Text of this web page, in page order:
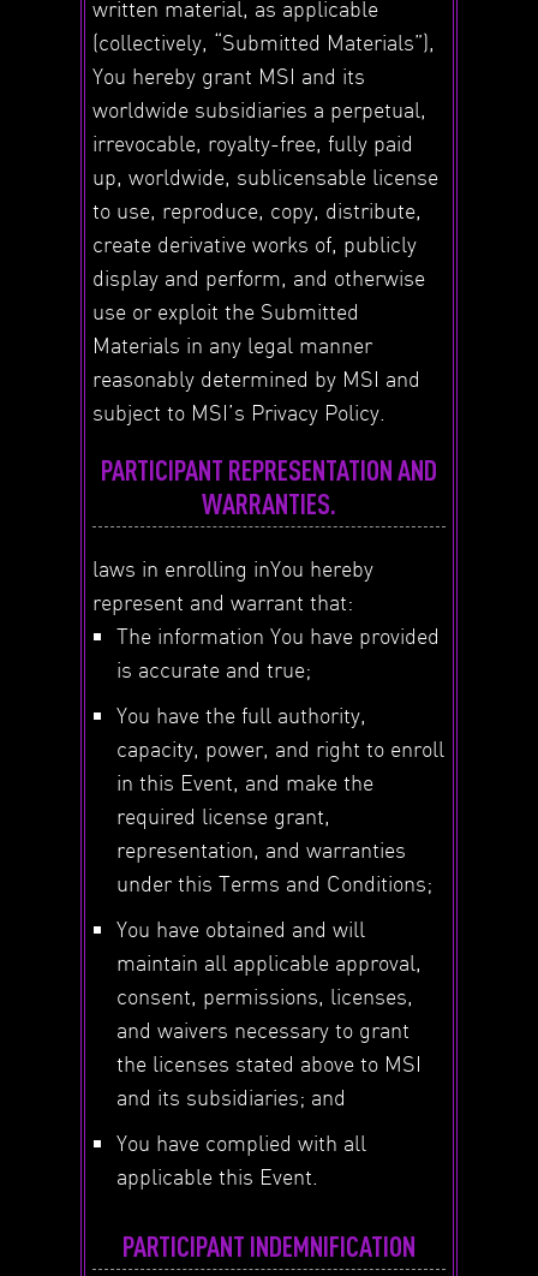
written material, as applicable
(collectively, “Submitted Materials”),
You hereby grant MSI and its
worldwide subsidiaries a perpetual,
irrevocable, royalty-free, fully paid
up, worldwide, sublicensable license
to use, reproduce, copy, distribute,
create derivative works of, publicly
display and perform, and otherwise
use or exploit the Submitted
Materials in any legal manner
reasonably determined by MSI and
subject to MSI’s Privacy Policy.
PARTICIPANT REPRESENTATION AND
WARRANTIES.
laws in enrolling inYou hereby
represent and warrant that:
The information You have provided
is accurate and true;
You have the full authority,
capacity, power, and right to enroll
in this Event, and make the
required license grant,
representation, and warranties
under this Terms and Conditions;
You have obtained and will
maintain all applicable approval,
consent, permissions, licenses,
and waivers necessary to grant
the licenses stated above to MSI
and its subsidiaries; and
You have complied with all
applicable this Event.
PARTICIPANT INDEMNIFICATION